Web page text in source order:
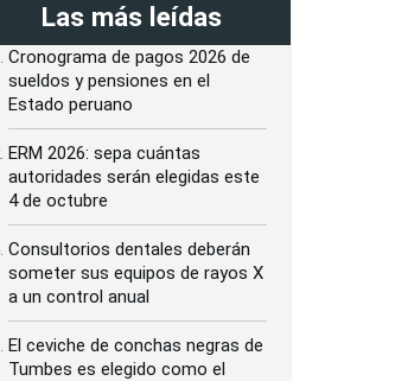
Las más leídas
Cronograma de pagos 2026 de
sueldos y pensiones en el
Estado peruano
ERM 2026: sepa cuántas
autoridades serán elegidas este
4 de octubre
Consultorios dentales deberán
someter sus equipos de rayos X
a un control anual
El ceviche de conchas negras de
Tumbes es elegido como el